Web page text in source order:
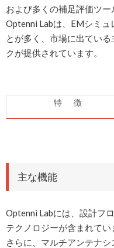
および多くの補足評価ツー
Optenni Labは、EMシミュ
とが多く、市場に出てい
クが提供されています。
特 徴
主な機能
Optenni Labには、設計フ
テクノロジーが含まれてい
さらに、マルチアンテナ